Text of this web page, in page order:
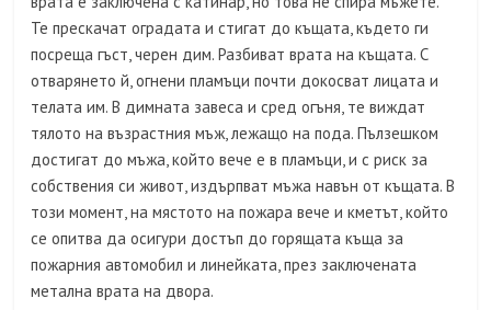
Те прескачат оградата и стигат до къщата, където ги
посреща гъст, черен дим. Разбиват врата на къщата. С
отварянето й, огнени пламъци почти докосват лицата и
телата им. В димната завеса и сред огъня, те виждат
тялото на възрастния мъж, лежащо на пода. Пълзешком
достигат до мъжа, който вече е в пламъци, и с риск за
собствения си живот, издърпват мъжа навън от къщата. В
този момент, на мястото на пожара вече и кметът, който
се опитва да осигури достъп до горящата къща за
пожарния автомобил и линейката, през заключената
метална врата на двора.